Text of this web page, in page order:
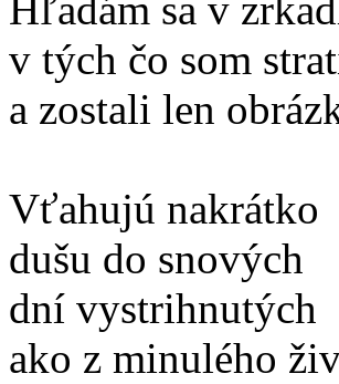
Hľadám sa v
v tých čo som
a zostali len
Vťahujú nakrátko
dušu do snových
dní vystrihnutých
ako z minulého